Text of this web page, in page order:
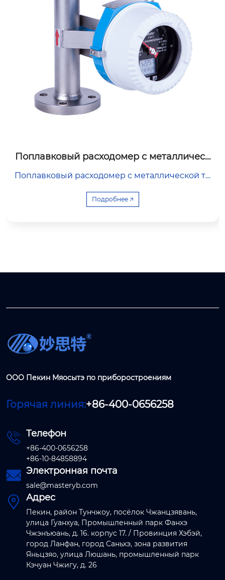
Поплавковый расходомер с металлическ
Поплавковый расходомер с металлической тр
жный объемный расходомер, работающий на
кой виброустойчивостью и простотой обслуж
Подробнее 🡥
ООО Пекин Мяосытэ по приборостроениям
Горячая линия:+86-400-0656258
 Телефон
+86-400-0656258
+86-10-84858894
 Электронная почта
sale@masteryb.com
 Адрес
Пекин, район Тунчжоу, посёлок Чжанцзявань,
улица Гуанхуа, Промышленный парк Фанхэ
Чжэнъюань, д. 16. корпус 17. / Провинция Хэбэй,
город Ланфан, город Саньхэ, зона развития
Яньцзяо, улица Люшань, промышленный парк
Кэчуан Чжигу, д. 26